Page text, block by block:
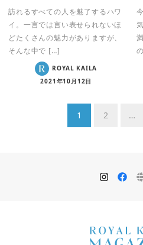
訪れるすべての人を魅了するハワ
イ。一言では言い表せられないほ
どたくさんの魅力がありますが、
そんな中で […]
ROYAL KAILA
2021年10月12日
1 2 …